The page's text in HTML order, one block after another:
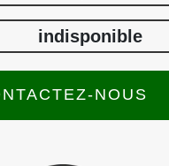
indisponible
NOUS